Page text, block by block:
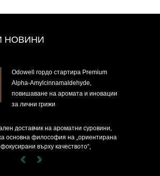
НОВИНИ
Odowell гордо стартира Premium
Alpha-Amylcinnamaldehyde,
повишаване на аромата и иновации
за лични грижи
доставчик на ароматни суровини,
основна философия на „ориентирана
върху качеството“,
предоставяйки превъзходни решения за
по целия свят.